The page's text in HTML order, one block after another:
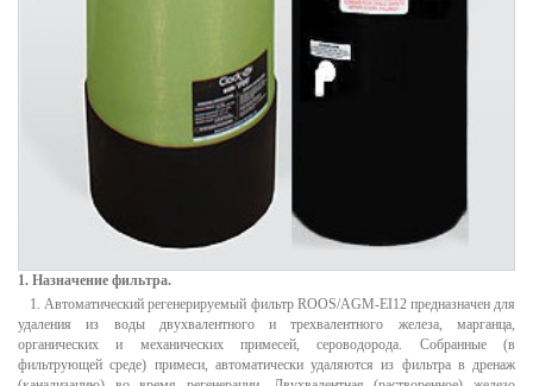
1. Назначение фильтра.
1. Автоматический регенерируемый фильтр ROOS/AGM-EI12 предназначен для
удаления из воды двухвалентного и трехвалентного железа, марганца,
органическиx и механических примесей, сероводорода. Собранные (в
фильтрующей среде) примеси, автоматически удаляются из фильтра в дренаж